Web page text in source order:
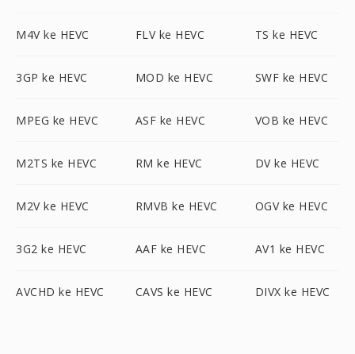
M4V ke HEVC FLV ke HEVC TS ke HEVC
3GP ke HEVC MOD ke HEVC SWF ke HEVC
MPEG ke HEVC ASF ke HEVC VOB ke HEVC
M2TS ke HEVC RM ke HEVC DV ke HEVC
M2V ke HEVC RMVB ke HEVC OGV ke HEVC
3G2 ke HEVC AAF ke HEVC AV1 ke HEVC
AVCHD ke HEVC CAVS ke HEVC DIVX ke HEVC